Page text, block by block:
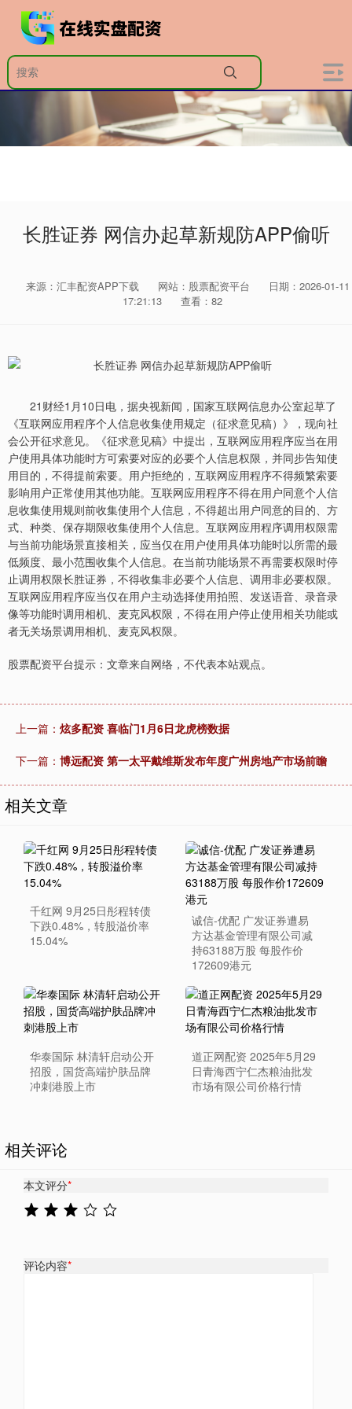
长胜证券 网信办起草新规防APP偷听
来源：汇丰配资APP下载 网站：股票配资平台
日期：2026-01-11
17:21:13
查看：82
21财经1月10日电，据央视新闻，国家互联网信息办公室起草了
《互联网应用程序个人信息收集使用规定（征求意见稿）》，现向社
会公开征求意见。《征求意见稿》中提出，互联网应用程序应当在用
户使用具体功能时方可索要对应的必要个人信息权限，并同步告知使
用目的，不得提前索要。用户拒绝的，互联网应用程序不得频繁索要
影响用户正常使用其他功能。互联网应用程序不得在用户同意个人信
息收集使用规则前收集使用个人信息，不得超出用户同意的目的、方
式、种类、保存期限收集使用个人信息。互联网应用程序调用权限需
与当前功能场景直接相关，应当仅在用户使用具体功能时以所需的最
低频度、最小范围收集个人信息。在当前功能场景不再需要权限时停
止调用权限长胜证券，不得收集非必要个人信息、调用非必要权限。
互联网应用程序应当仅在用户主动选择使用拍照、发送语音、录音录
像等功能时调用相机、麦克风权限，不得在用户停止使用相关功能或
者无关场景调用相机、麦克风权限。
股票配资平台提示：文章来自网络，不代表本站观点。
上一篇： 炫多配资 喜临门1月6日龙虎榜数据
下一篇： 博远配资 第一太平戴维斯发布年度广州房地产市场前瞻
相关文章
千红网 9月25日彤程转债
下跌0.48%，转股溢价率
15.04%
诚信-优配 广发证券遭易
方达基金管理有限公司减
持63188万股 每股作价
172609港元
华泰国际 林清轩启动公开
招股，国货高端护肤品牌
冲刺港股上市
道正网配资 2025年5月29
日青海西宁仁杰粮油批发
市场有限公司价格行情
相关评论
本文评分*
评论内容*